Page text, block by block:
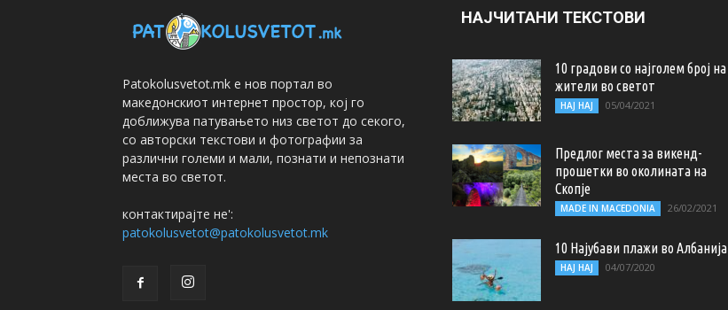
Patokolusvetot.mk е нов портал во
македонскиот интернет простор, кој го
доближува патувањето низ светот до секого,
со авторски текстови и фотографии за
различни големи и мали, познати и непознати
места во светот.
контактирајте не':
patokolusvetot@patokolusvetot.mk
НАЈЧИТАНИ ТЕКСТОВИ
10 градови со најголем број на
жители во светот
НАЈ НАЈ 05/04/2021
Предлог места за викенд-
прошетки во околината на
Скопје
MADE IN MACEDONIA 26/02/2021
10 Најубави плажи во Албанија
НАЈ НАЈ 04/07/2020